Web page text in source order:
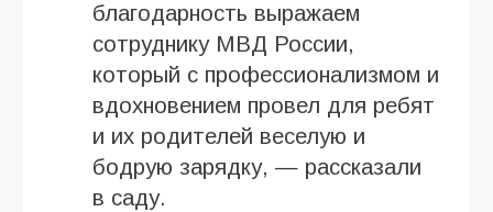
благодарность выражаем
сотруднику МВД России,
который с профессионализмом и
вдохновением провел для ребят
и их родителей веселую и
бодрую зарядку, — рассказали
в саду.